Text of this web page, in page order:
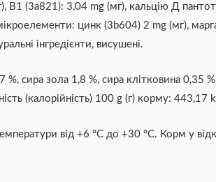
(3а821): 3,04 mg (мг), кальцію Д
цинк (3b604) 2 mg (мг),
інгредієнти, висушені.
сира зола 1,8 %, сира клітковина 0,35
(калорійність) 100 g (г) корму: 443,17
від +6 ºС до +30 ºС. Корм у